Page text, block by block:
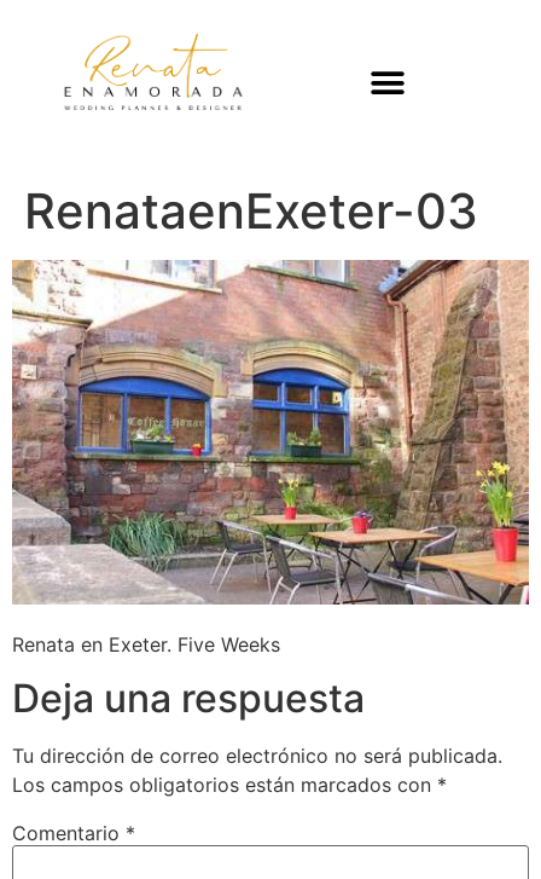
RenataenExeter-03
Renata en Exeter. Five Weeks
Deja una respuesta
Tu dirección de correo electrónico no será publicada.
Los campos obligatorios están marcados con *
Comentario *